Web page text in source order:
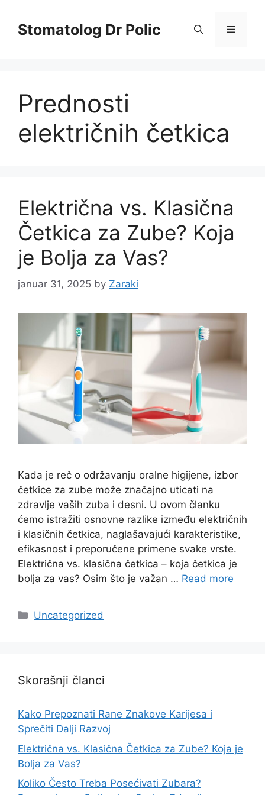
contentStomatolog Dr Polic Menu
Prednosti
električnih četkica
Električna vs. Klasična
Četkica za Zube? Koja
je Bolja za Vas?
januar 31, 2025 by Zaraki
Kada je reč o održavanju oralne higijene, izbor
četkice za zube može značajno uticati na
zdravlje vaših zuba i desni. U ovom članku
ćemo istražiti osnovne razlike između električnih
i klasičnih četkica, naglašavajući karakteristike,
efikasnost i preporučene primene svake vrste.
Električna vs. klasična četkica – koja četkica je
bolja za vas? Osim što je važan … Read more
Categories
Uncategorized
Skorašnji članci
Kako Prepoznati Rane Znakove Karijesa i
Sprečiti Dalji Razvoj
Električna vs. Klasična Četkica za Zube? Koja je
Bolja za Vas?
Koliko Često Treba Posećivati Zubara?